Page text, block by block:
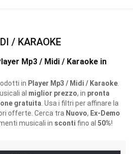
/ KARAOKE
Mp3 / Midi / Karaoke in
in Player Mp3 / Midi / Karaoke
al miglior prezzo, in pronta
gratuita . Usa i filtri per affinare la
offerte. Cerca tra Nuovo, Ex-Demo
musicali in sconti fino al 50%!